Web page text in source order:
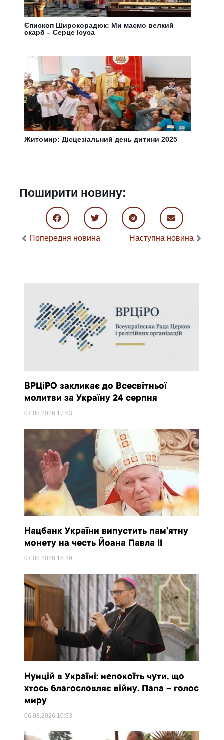
Єпископ Широкорадюк: Ми маємо велкий
скарб – Серце Ісуса
Житомир: Дієцезіальний день дитини 2025
Поширити новину:
Попередня новина Наступна новина
ВРЦіРО закликає до Всесвітньої
молитви за Україну 24 серпня
07.08.2026 17:53
Нацбанк України випустить пам’ятну
монету на честь Йоана Павла II
07.08.2026 15:29
Нунцій в Україні: непокоїть чути, що
хтось благословляє війну. Папа – голос
миру
06.08.2026 10:53